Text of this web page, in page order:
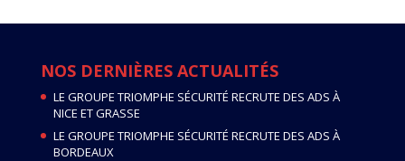
NOS DERNIÈRES ACTUALITÉS
LE GROUPE TRIOMPHE SÉCURITÉ RECRUTE DES ADS À
NICE ET GRASSE
LE GROUPE TRIOMPHE SÉCURITÉ RECRUTE DES ADS À
BORDEAUX